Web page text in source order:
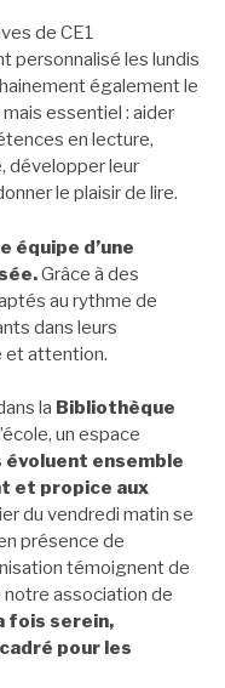
de CE1
personnalisé les lundis
également le
essentiel : aider
en lecture,
développer leur
le plaisir de lire.
équipe d’une
Grâce à des
au rythme de
dans leurs
et attention.
la Bibliothèque
un espace
ensemble
et propice aux
du vendredi matin se
présence de
témoignent de
notre association de
fois serein,
pour les